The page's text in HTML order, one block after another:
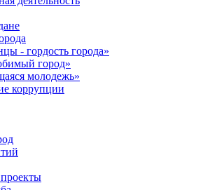
- гордость города»
город»
молодежь»
коррупции